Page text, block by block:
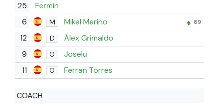
25
Fermín
6
M Mikel Merino 89'
12 D
Álex Grimaldo
9
O
Joselu
11
O Ferran Torres
COACH